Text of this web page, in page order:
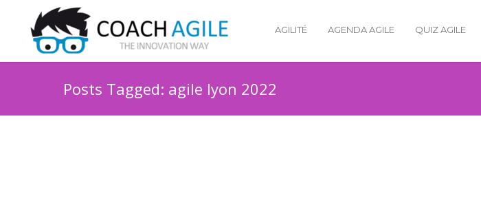
AGILITÉ AGENDA AGILE QUIZ AGILE
Posts Tagged: agile lyon 2022